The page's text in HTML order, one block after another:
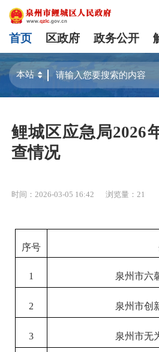
首页 区政府 政务公开
鲤城区应急局2026
查情况
时间：2026-03-05 16:42 浏览量： 21
序号
1 泉州市六
2 泉州市创
3 泉州市无